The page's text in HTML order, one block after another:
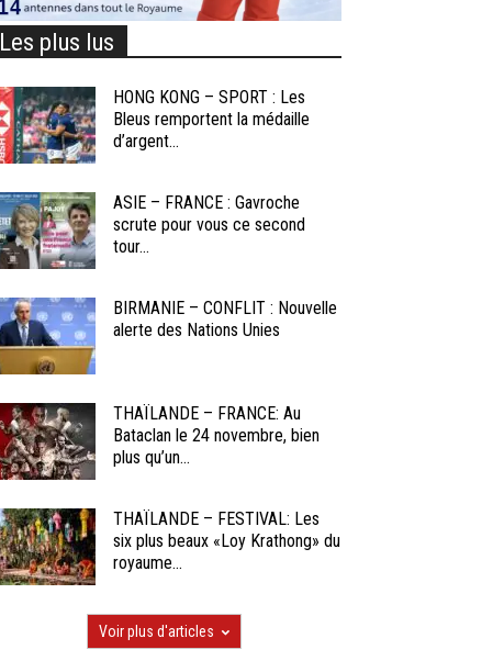
Les plus lus
HONG KONG – SPORT : Les
Bleus remportent la médaille
d’argent...
ASIE – FRANCE : Gavroche
scrute pour vous ce second
tour...
BIRMANIE – CONFLIT : Nouvelle
alerte des Nations Unies
THAÏLANDE – FRANCE: Au
Bataclan le 24 novembre, bien
plus qu’un...
THAÏLANDE – FESTIVAL: Les
six plus beaux «Loy Krathong» du
royaume...
Voir plus d'articles